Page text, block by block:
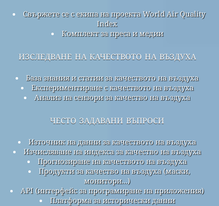
Свържете се с екипа на проекта World Air Quality
Index
Комплект за преса и медии
изследване на качеството на въздуха
База знания и статии за качеството на въздуха
Експериментиране с качеството на въздуха
Анализ на сензори за качество на въздуха
често задавани въпроси
Източник на данни за качеството на въздуха
Изчисляване на индекса за качество на въздуха
Прогнозиране на качеството на въздуха
Продукти за качество на въздуха (маски,
монитори...)
API (интерфейс за програмиране на приложения)
Платформа за исторически данни